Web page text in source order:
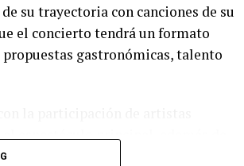
su trayectoria con canciones de su
el concierto tendrá un formato
gastronómicas, talento
espectáculo principal, además de
la invitación al público para